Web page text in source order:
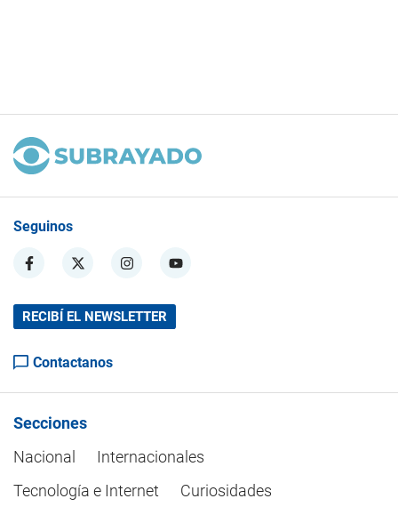
Seguinos
RECIBÍ EL NEWSLETTER
Contactanos
Secciones
Nacional
Internacionales
Tecnología e Internet
Curiosidades